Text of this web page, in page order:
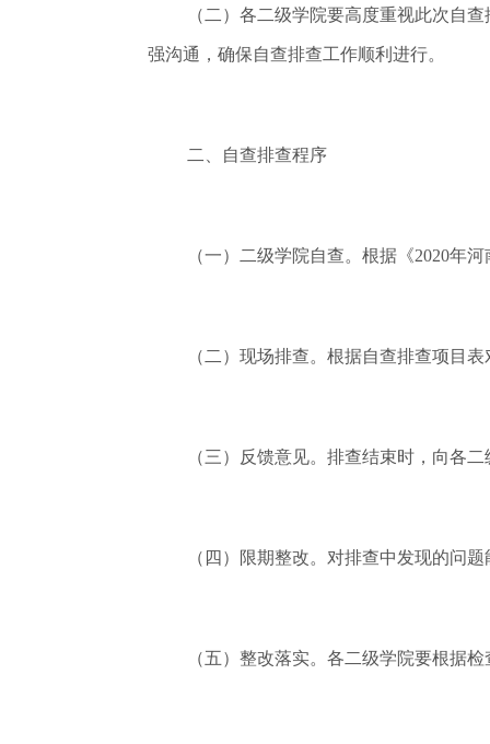
（二）各二级学院要高度重视此次自
强沟通，确保自查排查工作顺利进行。
二、自查排查程序
（一）二级学院自查。根据《2020年
（二）现场排查。根据自查排查项目
（三）反馈意见。排查结束时，向各
（四）限期整改。对排查中发现的问
（五）整改落实。各二级学院要根据